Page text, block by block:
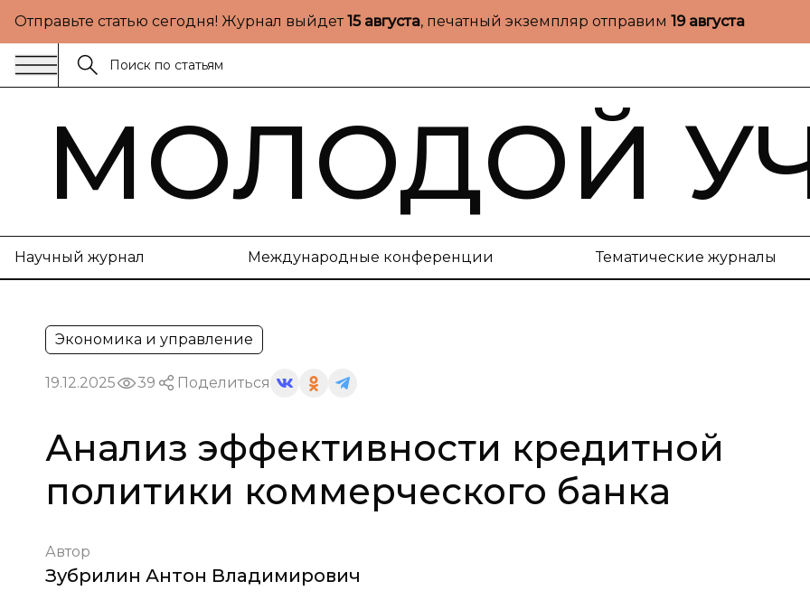
Отправьте статью сегодня! Журнал выйдет15 августа, печатный экземпляр отправим 19 августа
МОЛОДОЙ
Научный журнал Международные конференции Тематические журналы
Экономика и управление
19.12.2025 39 Поделиться
Анализ эффективности кредитной
политики коммерческого банка
Автор
Зубрилин Антон Владимирович